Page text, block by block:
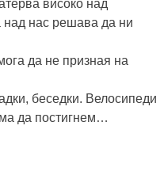
високо над
над нас решава да ни
да не призная на
беседки. Велосипеди
да постигнем…